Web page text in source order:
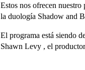
Estos nos ofrecen
la duología Shadow and
El programa está siendo
Shawn Levy , el